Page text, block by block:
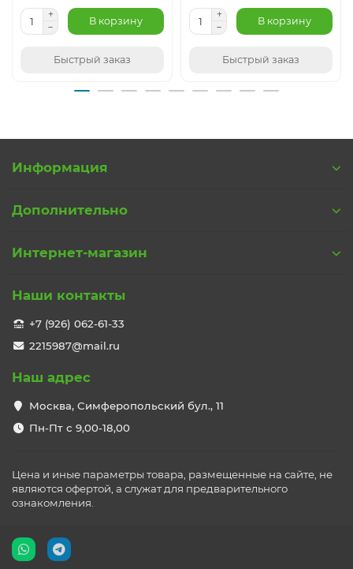
В корзину
Быстрый заказ
В корзину
Быстрый заказ
Информация
Дополнительно
Интернет-магазин
Наши контакты
+7 (926) 062-61-33
2215987@mail.ru
Наш адрес
Москва, Симферопольский бул., 11
Пн-Пт с 9,00-18,00
Цена и иные параметры товара, размещенные на сайте, не
являются офертой, а служат для предварительного
ознакомления.